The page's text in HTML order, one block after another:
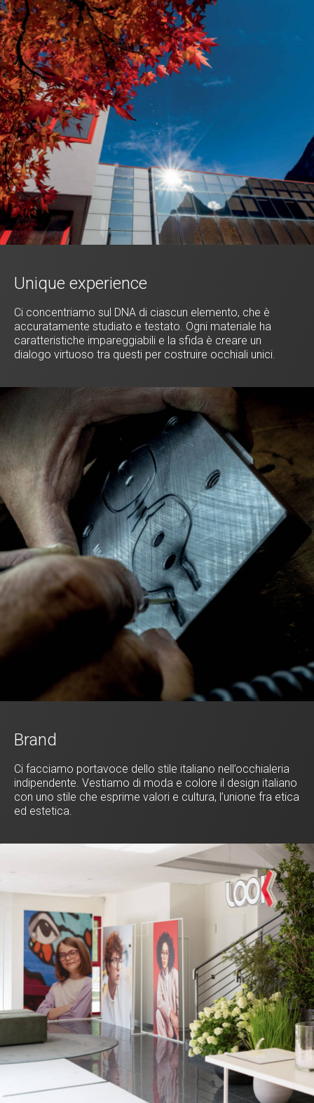
Unique experience
Ci concentriamo sul DNA di ciascun elemento, che è
accuratamente studiato e testato. Ogni materiale ha
caratteristiche impareggiabili e la sfida è creare un
dialogo virtuoso tra questi per costruire occhiali unici.
Brand
Ci facciamo portavoce dello stile italiano nell’occhialeria
indipendente. Vestiamo di moda e colore il design italiano
con uno stile che esprime valori e cultura, l’unione fra etica
ed estetica.